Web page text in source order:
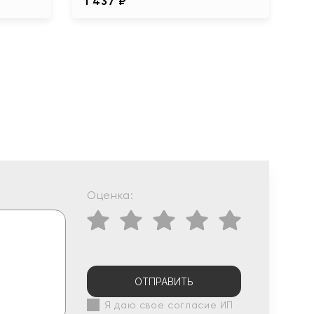
Оценка:
ОТПРАВИТЬ
Я даю свое согласие ИП